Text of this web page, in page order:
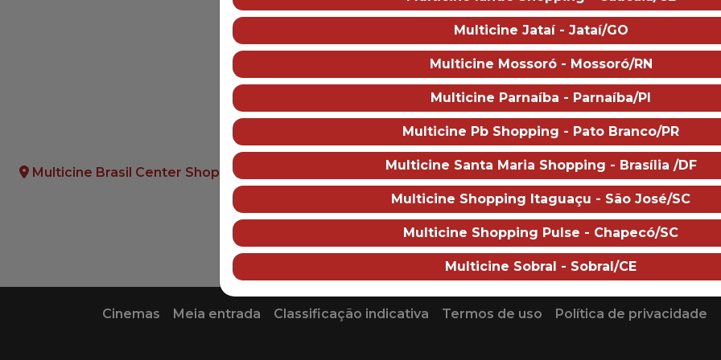
Tom Gormican
A acessibilidade deste filme está disponível através do app:
* A acessibilidade dos filmes em cartaz são de exclusivo critério dos distribuidores,
conforme instrução normativa da Ancine, Nosso site indica qual o app necessário na
* Não fornecemos wifi para a utilização do aplicativo.
Multicine Brasil Center Shopping Sobre o
Cinemas Meia entrada Classificação indicativa Termos de uso Política de privacidade
Multicine Jataí - Jataí/GO
Multicine Mossoró - Mossoró/RN
Multicine Parnaíba - Parnaíba/PI
Multicine Pb Shopping - Pato Branco/PR
Multicine Santa Maria Shopping - Brasília /DF
Multicine Shopping Itaguaçu - São José/SC
Multicine Shopping Pulse - Chapecó/SC
Multicine Sobral - Sobral/CE